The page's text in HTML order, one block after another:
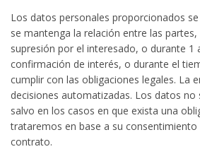
Los datos personales proporcionados
se mantenga la relación entre las
supresión por el interesado, o durante 1
confirmación de interés, o durante el
cumplir con las obligaciones legales. La
decisiones automatizadas. Los datos no
salvo en los casos en que exista una
trataremos en base a su
contrato.